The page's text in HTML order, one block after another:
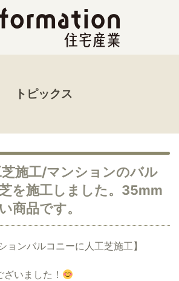
トピックス
施工/マンションのバル
を施工しました。35mm
商品です。
ョンバルコニーに人工芝施工】
いました！